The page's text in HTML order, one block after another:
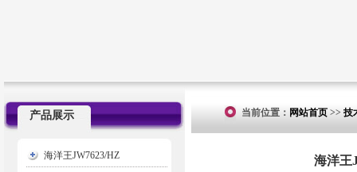
产品展示
海洋王JW7623/HZ
当前位置： 网站首页 >> 技
海洋王